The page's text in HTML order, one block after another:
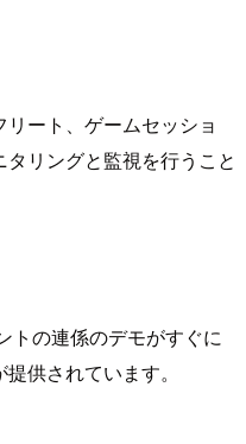
ート、ゲームセッショ
リングと監視を行うこと
トの連係のデモがすぐに
供されています。